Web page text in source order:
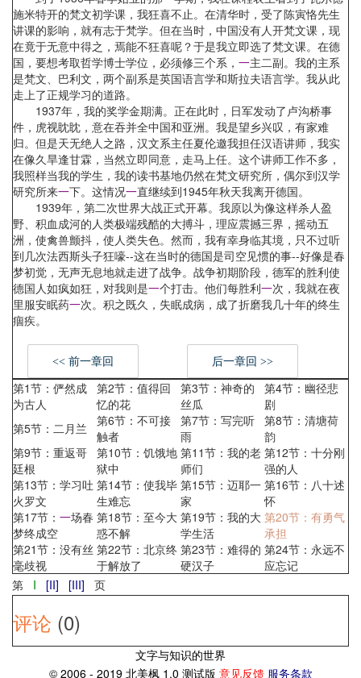
施米特开的梵文初学课，我狂喜不止。在清华时，受了陈寅恪先生
讲课的影响，就有志于梵学。但在当时，中国没有人开梵文课，现
在竟于无意中得之，焉能不狂喜呢？于是我立即选了梵文课。在德
国，要想考取哲学博士学位，必须修三个系， 一主二副。我的主系
是梵文、巴利文，两个副系是英国语言学和斯拉夫语言学。我从此
走上了正规学习的道路。
1937年，我的奖学金期满。正在此时，日军发动了卢沟桥事
件，虎视眈眈，意在吞并全中国和亚洲。我是望乡兴叹，有家难
归。但是天无绝人之路，汉文系主任夏伦邀我担任汉语讲师，我实
在像久旱逢甘霖，当然立即同意，走马上任。这个讲师工作不多，
我照样当我的学生，我的读书基地仍然在梵文研究所，偶尔到汉学
研究所来一下。这情况一直继续到1945年秋天我离开德国。
1939年，第二次世界大战正式开幕。我原以为像这样杀人盈
野、积血成河的人类极端残酷的大搏斗，理应震撼三界，摇动五
洲，使禽兽颤抖，使人类失色。然而，我有幸身临其境，只不过听
到几次法西斯头子狂嚎--这在当时的德国是司空见惯的事--好像是春
梦初觉，无声无息地就走进了战争。战争初期阶段，德军的胜利使
德国人如疯如狂，对我则是一个打击。他们每胜利一次，我就在夜
里服安眠药一次。积之既久，失眠成病，成了折磨我几十年的终生
痼疾。
<< 前一章回 后一章回 >>
第1节：俨然成
为古人
第2节：值得回
忆的花
第3节：神奇的
丝瓜
第4节：幽径悲
剧
第5节：二月兰
第6节：不可接
触者
第7节：写完听
雨
第8节：清塘荷
韵
第9节：重返哥
廷根
第10节：饥饿地
狱中
第11节：我的老
师们
第12节：十分刚
强的人
第13节：学习吐
火罗文
第14节：使我毕
生难忘
第15节：迈耶一
家
第16节：八十述
怀
第17节： 一场春
梦终成空
第18节：至今大
惑不解
第19节：我的大
学生活
第20节：有勇气
承担
第21节：没有丝
毫歧视
第22节：北京终
于解放了
第23节：难得的
硬汉子
第24节：永远不
应忘记
第 I [II] [III] 页
评论 (0)
文字与知识的世界
© 2006 - 2019 北美枫 1.0 测试版 意见反馈 服务条款